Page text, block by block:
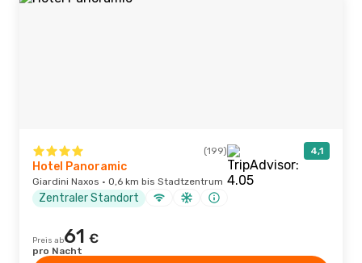
(199) 4,1
Hotel Panoramic
Giardini Naxos · 0,6 km bis Stadtzentrum
Zentraler Standort
Preis ab61 €
pro Nacht